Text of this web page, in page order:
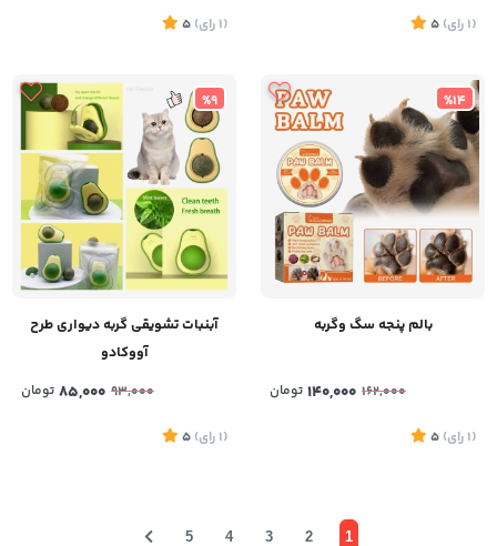
(1 رای)
5
(1 رای)
5
%14
بالم پنجه سگ وگربه
162,000
140,000 تومان
(1 رای)
5
%9
آبنبات تشویقی گربه دیواری طرح
آووکادو
93,000
85,000 تومان
(1 رای)
5
1
2
3
4
5